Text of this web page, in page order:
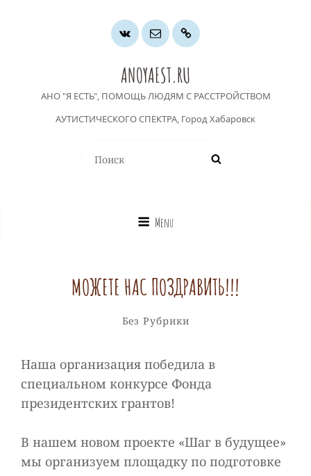
Группа
ВК
ПочтаХочу
помочь
ANOYAEST.RU
АНО "Я ЕСТЬ", ПОМОЩЬ ЛЮДЯМ С РАССТРОЙСТВОМ
АУТИСТИЧЕСКОГО СПЕКТРА, Город Хабаровск
Поиск
Menu
МОЖЕТЕ НАС ПОЗДРАВИТЬ!!!
Рубрики
Без Рубрики
Наша организация победила в
специальном конкурсе Фонда
президентских грантов!
В нашем новом проекте «Шаг в будущее»
мы организуем площадку по подготовке